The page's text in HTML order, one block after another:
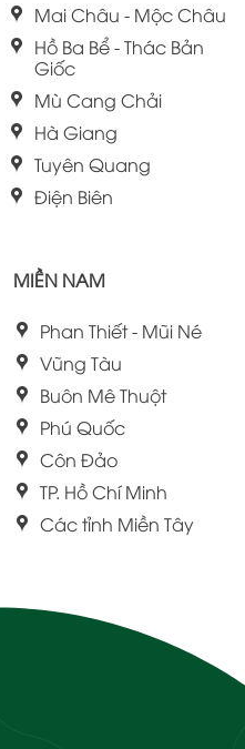
Mai Châu - Mộc Châu
Hồ Ba Bể - Thác Bản
Giốc
Mù Cang Chải
Hà Giang
Tuyên Quang
Điện Biên
MIỀN NAM
Phan Thiết - Mũi Né
Vũng Tàu
Buôn Mê Thuột
Phú Quốc
Côn Đảo
TP. Hồ Chí Minh
Các tỉnh Miền Tây